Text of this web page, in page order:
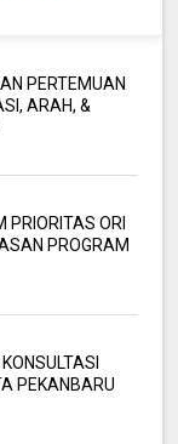
PERTEMUAN
ARAH, &
PRIORITAS ORI
PROGRAM
PEKANBARU